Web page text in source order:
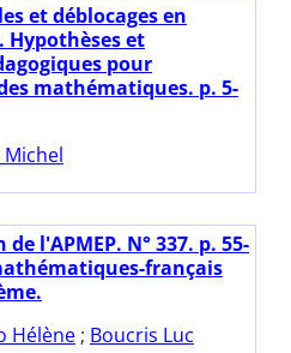
et déblocages en
et
pour
mathématiques. p. 5-
l'APMEP. N° 337. p. 55-
français
Hélène ; Boucris Luc